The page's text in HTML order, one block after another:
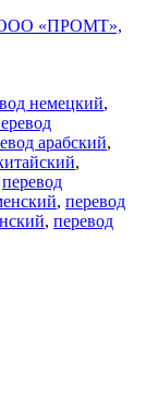
«ПРОМТ»,
немецкий,
арабский,
,
перевод
, перевод
, перевод